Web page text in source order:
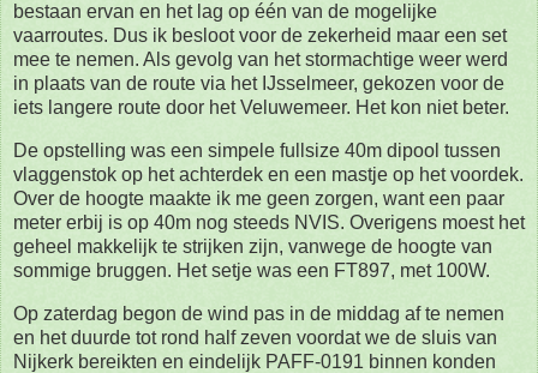
bestaan ervan en het lag op één van de mogelijke
vaarroutes. Dus ik besloot voor de zekerheid maar een set
mee te nemen. Als gevolg van het stormachtige weer werd
in plaats van de route via het IJsselmeer, gekozen voor de
iets langere route door het Veluwemeer. Het kon niet beter.
De opstelling was een simpele fullsize 40m dipool tussen
vlaggenstok op het achterdek en een mastje op het voordek.
Over de hoogte maakte ik me geen zorgen, want een paar
meter erbij is op 40m nog steeds NVIS. Overigens moest het
geheel makkelijk te strijken zijn, vanwege de hoogte van
sommige bruggen. Het setje was een FT897, met 100W.
Op zaterdag begon de wind pas in de middag af te nemen
en het duurde tot rond half zeven voordat we de sluis van
Nijkerk bereikten en eindelijk PAFF-0191 binnen konden